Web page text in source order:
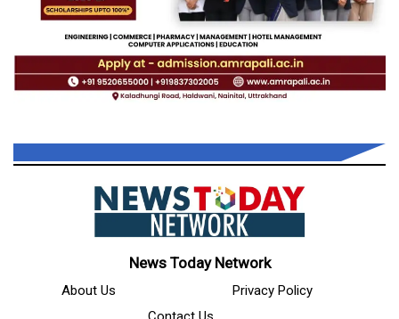
News Today Network
About Us
Privacy Policy